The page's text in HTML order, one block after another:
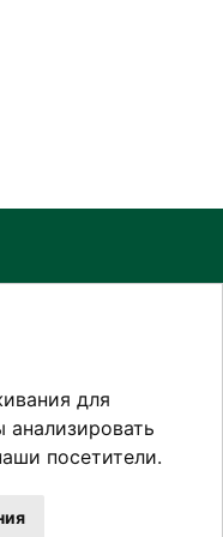
для
посетители.